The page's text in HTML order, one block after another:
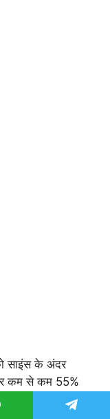
साइंस के अंदर
कम से कम 55%